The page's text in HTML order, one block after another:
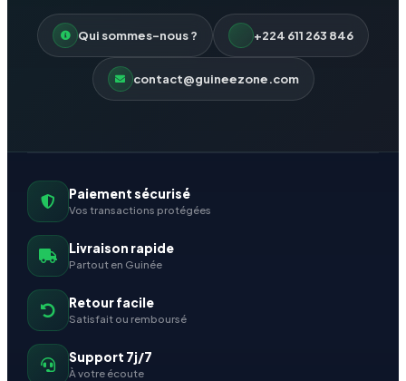
Qui sommes-nous ? +224 611 263 846
contact@guineezone.com
Paiement sécurisé
Vos transactions protégées
Livraison rapide
Partout en Guinée
Retour facile
Satisfait ou remboursé
Support 7j/7
À votre écoute